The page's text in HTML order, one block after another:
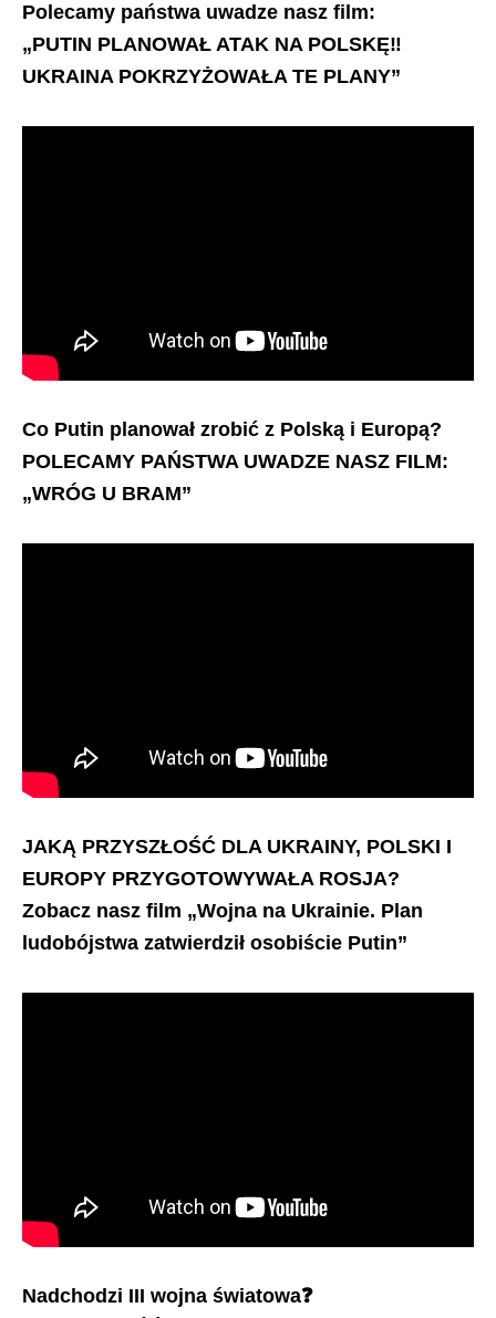
Polecamy państwa uwadze nasz film:
„PUTIN PLANOWAŁ ATAK NA POLSKĘ‼️
UKRAINA POKRZYŻOWAŁA TE PLANY”
Co Putin planował zrobić z Polską i Europą?
POLECAMY PAŃSTWA UWADZE NASZ FILM:
„WRÓG U BRAM”
JAKĄ PRZYSZŁOŚĆ DLA UKRAINY, POLSKI I
EUROPY PRZYGOTOWYWAŁA ROSJA?
Zobacz nasz film „Wojna na Ukrainie. Plan
ludobójstwa zatwierdził osobiście Putin”
Nadchodzi III wojna światowa❓